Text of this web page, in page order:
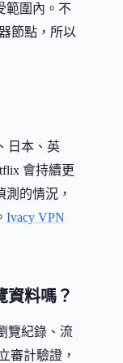
範圍內。不
節點，所以
日本、英
會持續更
的情況，
Ivacy VPN
資料嗎？
覽紀錄、流
審計驗證，